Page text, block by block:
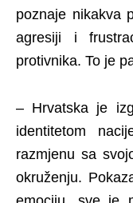
poznaje nikakva
agresiji i
protivnika. To je
– Hrvatska je
identitetom
razmjenu sa
okruženju.